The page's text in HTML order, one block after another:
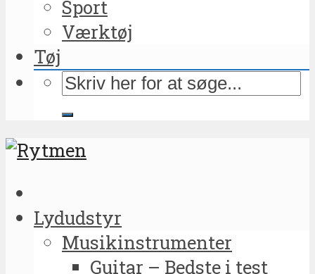
Sport
Værktøj
Tøj
Lydudstyr
Musikinstrumenter
Guitar – Bedste i test